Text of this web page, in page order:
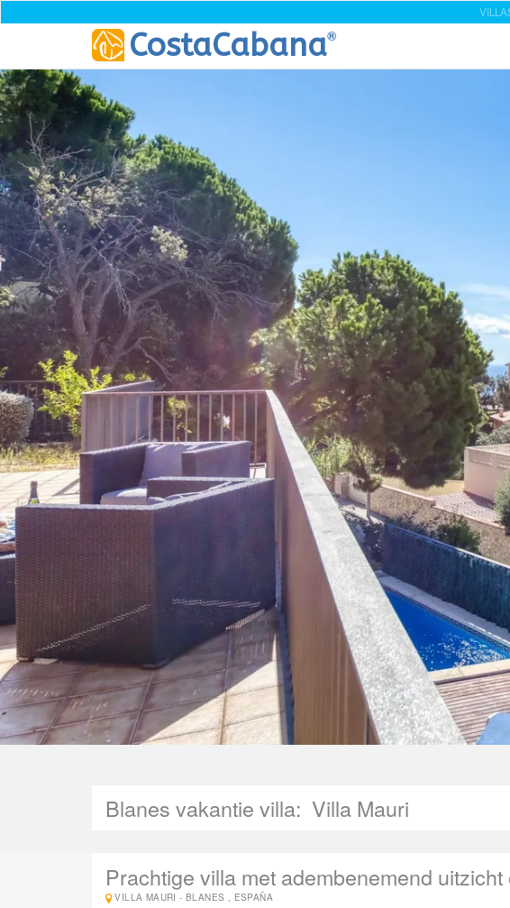
CostaCabana®
Blanes vakantie villa: Villa Mauri
Prachtige villa met adembenemend
VILLA MAURI -BLANES , ESPAÑA